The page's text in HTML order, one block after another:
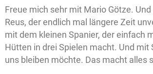
Freue mich sehr mit Mario Götze.
Reus, der endlich mal längere Zeit
mit dem kleinen Spanier, der einfach
Hütten in drei Spielen macht. Und mit
uns bleiben möchte. Das macht alles